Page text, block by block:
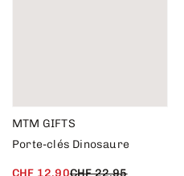
MTM GIFTS
Porte-clés Dinosaure
CHF 12.90CHF 22.95